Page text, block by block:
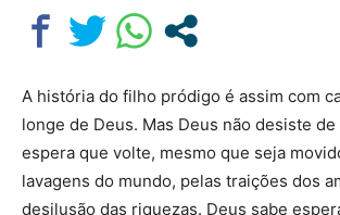
A história do filho pródigo é assim com
longe de Deus. Mas Deus não desiste
espera que volte, mesmo que seja
lavagens do mundo, pelas traições dos
desilusão das riquezas. Deus sabe